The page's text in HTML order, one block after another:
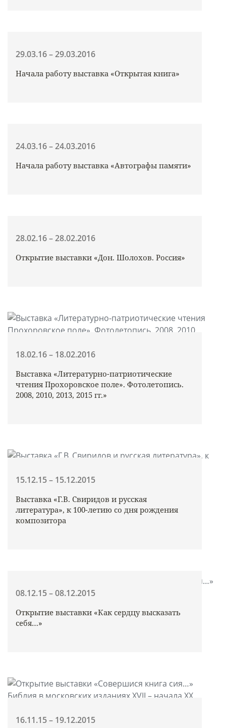
29.03.16 – 29.03.2016
Начала работу выставка «Открытая книга»
24.03.16 – 24.03.2016
Начала работу выставка «Автографы памяти»
28.02.16 – 28.02.2016
Открытие выставки «Дон. Шолохов. Россия»
18.02.16 – 18.02.2016
Выставка «Литературно-патриотические
чтения Прохоровское поле». Фотолетопись.
2008, 2010, 2013, 2015 гг.»
15.12.15 – 15.12.2015
Выставка «Г.В. Свиридов и русская
литература», к 100-летию со дня рождения
композитора
08.12.15 – 08.12.2015
Открытие выставки «Как сердцу высказать
себя…»
16.11.15 – 19.12.2015